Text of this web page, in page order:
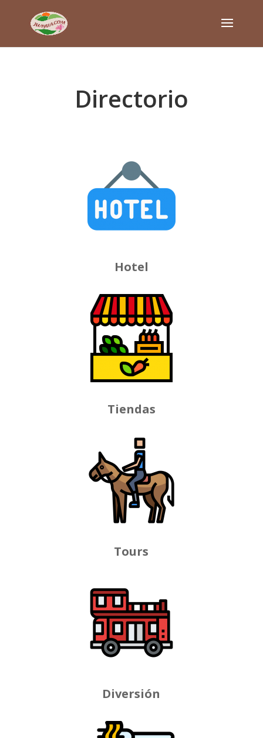
Directorio
Hotel
Tiendas
Tours
Diversión